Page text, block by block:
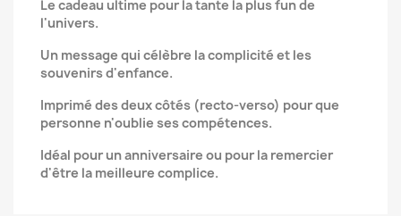
Le cadeau ultime pour la tante la plus fun de
l'univers.
Un message qui célèbre la complicité et les
souvenirs d'enfance.
Imprimé des deux côtés (recto-verso) pour que
personne n'oublie ses compétences.
Idéal pour un anniversaire ou pour la remercier
d'être la meilleure complice.